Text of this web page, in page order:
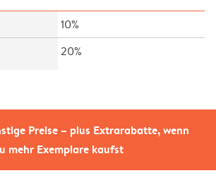
Preise – plus Extrarabatte, wenn
mehr Exemplare kaufst
10%
20%